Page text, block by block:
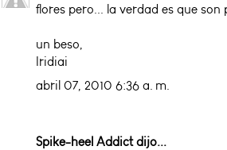
flores pero... la verdad es que son
un beso,
Iridiai
abril 07, 2010 6:36 a. m.
Spike-heel Addictdijo...